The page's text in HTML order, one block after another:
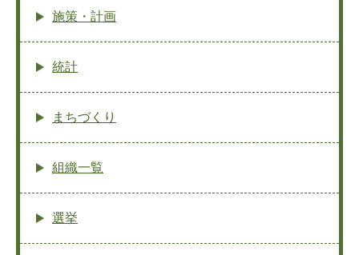
施策・計画
統計
まちづくり
組織一覧
選挙